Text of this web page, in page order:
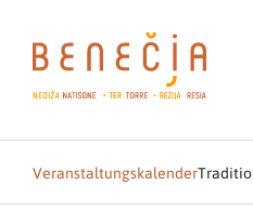
Veranstaltungskalender